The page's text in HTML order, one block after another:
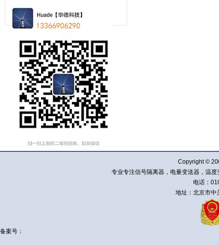
Copyright ©
专业专注信号隔离器，电量变送器，温
电话：
地址：北京市中
备案号：